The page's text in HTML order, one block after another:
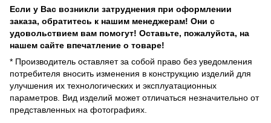
Если у Вас возникли затруднения при оформлении
заказа, обратитесь к нашим менеджерам! Они с
удовольствием вам помогут! Оставьте, пожалуйста, на
нашем сайте впечатление о товаре!
* Производитель оставляет за собой право без уведомления
потребителя вносить изменения в конструкцию изделий для
улучшения их технологических и эксплуатационных
параметров. Вид изделий может отличаться незначительно от
представленных на фотографиях.